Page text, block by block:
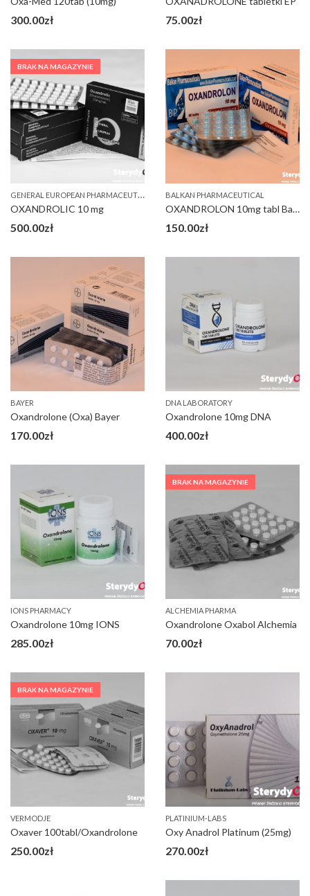
300.00zł 75.00zł
BRAK NA MAGAZYNIE
G
ENERAL EUROPEAN PHARMACEUTICALS (GEP)
OXANDROLIC 10 mg
500.00zł
BALKAN PHARMACEUTICAL
OXANDROLON 10mg tabl Bałkan
150.00zł
BAYER
Oxandrolone (Oxa) Bayer
170.00zł
DNA LABORATORY
Oxandrolone 10mg DNA
400.00zł
IONS PHARMACY
Oxandrolone 10mg IONS
285.00zł
BRAK NA MAGAZYNIE
ALCHEMIA PHARMA
Oxandrolone Oxabol Alchemia
70.00zł
BRAK NA MAGAZYNIE
VERMODJE
Oxaver 100tabl/Oxandrolone
250.00zł
PLATINIUM-LABS
Oxy Anadrol Platinum (25mg)
270.00zł